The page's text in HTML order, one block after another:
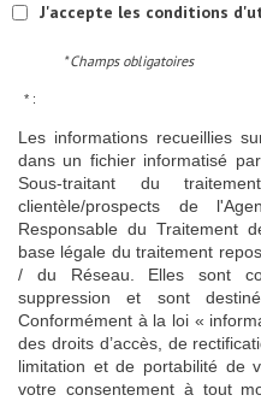
J'accepte les conditions
* Champs obligatoires
* :
Les informations recueillies
dans un fichier informatisé
Sous-traitant du
clientèle/prospects de
Responsable du Traitement
base légale du traitement
/ du Réseau. Elles sont
suppression et sont
Conformément à la loi «
des droits d’accès, de
limitation et de portabilité de
votre consentement à tout